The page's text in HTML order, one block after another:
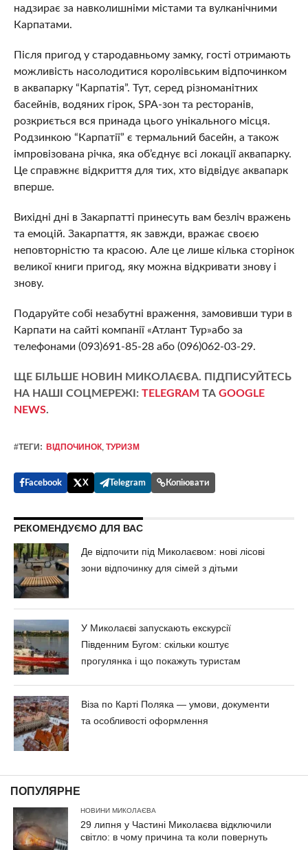
надзирає за навколишніми містами та вулканічними
Карпатами.
Після пригод у стародавньому замку, гості отримають
можливість насолодитися королівським відпочинком
в аквапарку “Карпатія”. Тут, серед різноманітних
басейнів, водяних гірок, SPA-зон та ресторанів,
розкриється вся принада цього унікального місця.
Родзинкою “Карпатії” є термальний басейн, а також
імпровізована річка, яка об’єднує всі локації аквапарку.
Це справжнє відкриття для тих, хто відвідує аквапарк
вперше.
Вихідні дні в Закарпатті принесуть вам безліч вражень
та емоцій. Закарпаття, як завжди, вражає своєю
неповторністю та красою. Але це лише кілька сторінок
великої книги пригод, яку можна відкривати знову і
знову.
Подаруйте собі незабутні враження, замовивши тури в
Карпати на сайті компанії «Атлант Тур»або за
телефонами (093)691-85-28 або (096)062-03-29.
ЩЕ БІЛЬШЕ НОВИН МИКОЛАЄВА. ПІДПИСУЙТЕСЬ
НА НАШІ СОЦМЕРЕЖІ: TELEGRAM ТА GOOGLE
NEWS.
#ТЕГИ: ВІДПОЧИНОК, ТУРИЗМ
Facebook X Telegram Копіювати
РЕКОМЕНДУЄМО ДЛЯ ВАС
Де відпочити під Миколаєвом: нові лісові
зони відпочинку для сімей з дітьми
У Миколаєві запускають екскурсії
Південним Бугом: скільки коштує
прогулянка і що покажуть туристам
Віза по Карті Поляка — умови, документи
та особливості оформлення
ПОПУЛЯРНЕ
НОВИНИ МИКОЛАЄВА
29 липня у Частині Миколаєва відключили
світло: в чому причина та коли повернуть